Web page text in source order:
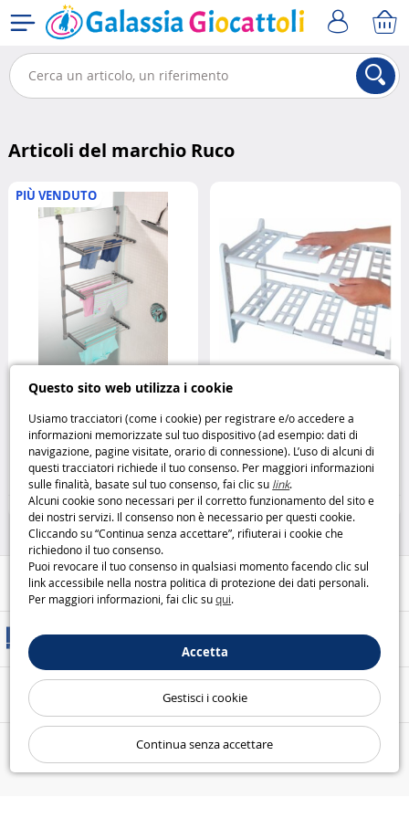
Questo sito web utilizza i cookie
Usiamo tracciatori (come i cookie) per registrare e/o accedere a
informazioni memorizzate sul tuo dispositivo (ad esempio: dati di
navigazione, pagine visitate, orario di connessione). L’uso di alcuni di
questi tracciatori richiede il tuo consenso. Per maggiori informazioni
sulle finalità, basate sul tuo consenso, fai clic su link.
Alcuni cookie sono necessari per il corretto funzionamento del sito e
dei nostri servizi. Il consenso non è necessario per questi cookie.
Cliccando su “Continua senza accettare”, rifiuterai i cookie che
richiedono il tuo consenso.
Puoi revocare il tuo consenso in qualsiasi momento facendo clic sul
link accessibile nella nostra politica di protezione dei dati personali.
Per maggiori informazioni, fai clic suqui.
Accetta
Gestisci i cookie
Continua senza accettare
Articoli del marchio Ruco
PIÙ VENDUTO
sospendere: soluzione
salvaspazioRuco
30,95€
Casa e Tempo Libero
ordine e praticità in cucina
15,95€
Casa e Tempo Libero
Aiuto / Contatti
Metodi di consegna
Pagamento sicuro
Le nostre garanzie